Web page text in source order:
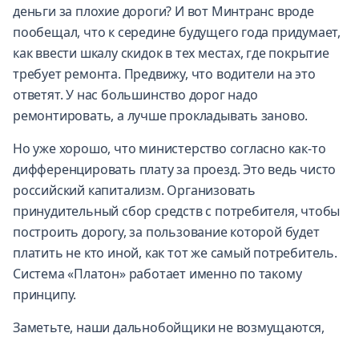
деньги за плохие дороги? И вот Минтранс вроде
пообещал, что к середине будущего года придумает,
как ввести шкалу скидок в тех местах, где покрытие
требует ремонта. Предвижу, что водители на это
ответят. У нас большинство дорог надо
ремонтировать, а лучше прокладывать заново.
Но уже хорошо, что министерство согласно как-то
дифференцировать плату за проезд. Это ведь чисто
российский капитализм. Организовать
принудительный сбор средств с потребителя, чтобы
построить дорогу, за пользование которой будет
платить не кто иной, как тот же самый потребитель.
Система «Платон» работает именно по такому
принципу.
Заметьте, наши дальнобойщики не возмущаются,